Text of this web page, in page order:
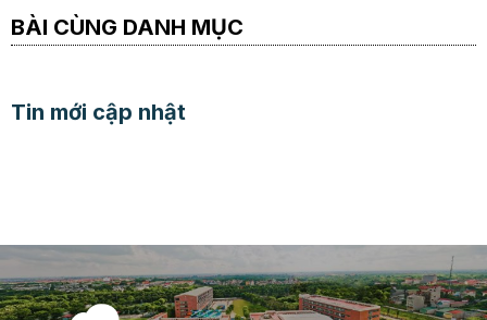
BÀI CÙNG DANH MỤC
Tin mới cập nhật